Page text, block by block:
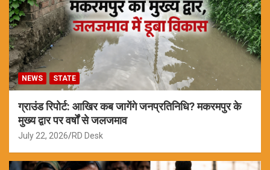
NEWS STATE
ग्राउंड रिपोर्ट: आखिर कब जागेंगे जनप्रतिनिधि? मकरमपुर के
मुख्य द्वार पर वर्षों से जलजमाव
July 22, 2026 RD Desk